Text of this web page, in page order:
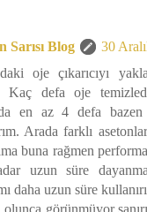
Sarısı Blog
30
oje çıkarıcıyı
Kaç defa oje
en az 4 defa
Arada farklı
buna rağmen
uzun süre
daha uzun süre
görünmüyor